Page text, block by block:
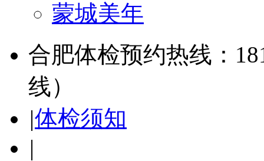
蒙城美年
合肥体检预约热线：
线）
|体检须知
|